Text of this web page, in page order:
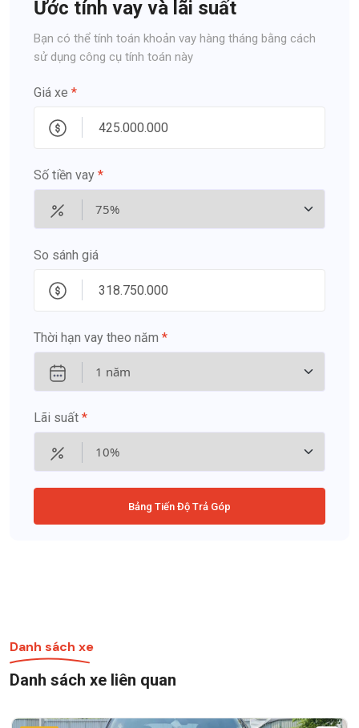
Ước tính vay và lãi suất
Bạn có thể tính toán khoản vay hàng tháng bằng cách
sử dụng công cụ tính toán này
Giá xe *
Số tiền vay *
So sánh giá
Thời hạn vay theo năm *
Lãi suất *
Bảng Tiến Độ Trả Góp
Danh sách xe
Danh sách xe liên quan